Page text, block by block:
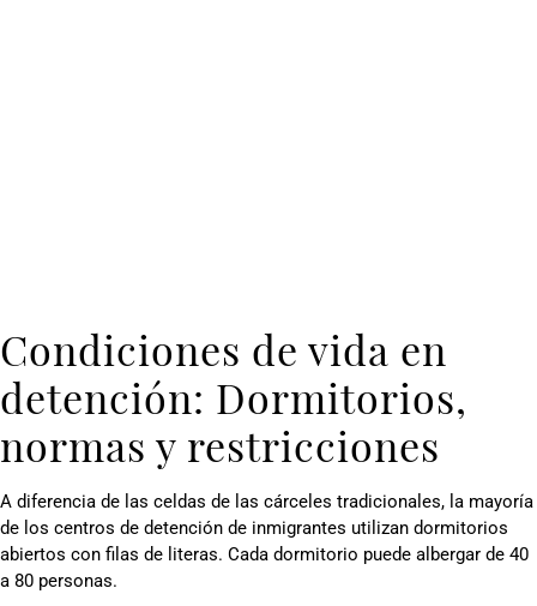
Condiciones de vida en
detención: Dormitorios,
normas y restricciones
A diferencia de las celdas de las cárceles tradicionales, la mayoría
de los centros de detención de inmigrantes utilizan dormitorios
abiertos con filas de literas. Cada dormitorio puede albergar de 40
a 80 personas.